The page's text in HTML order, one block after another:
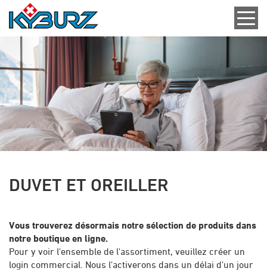
DUVET ET OREILLER
Vous trouverez désormais notre sélection de produits dans
notre boutique en ligne.
Pour y voir l'ensemble de l'assortiment, veuillez créer un
login commercial. Nous l'activerons dans un délai d'un jour